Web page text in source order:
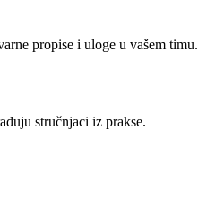
propise i uloge u vašem timu.
stručnjaci iz prakse.